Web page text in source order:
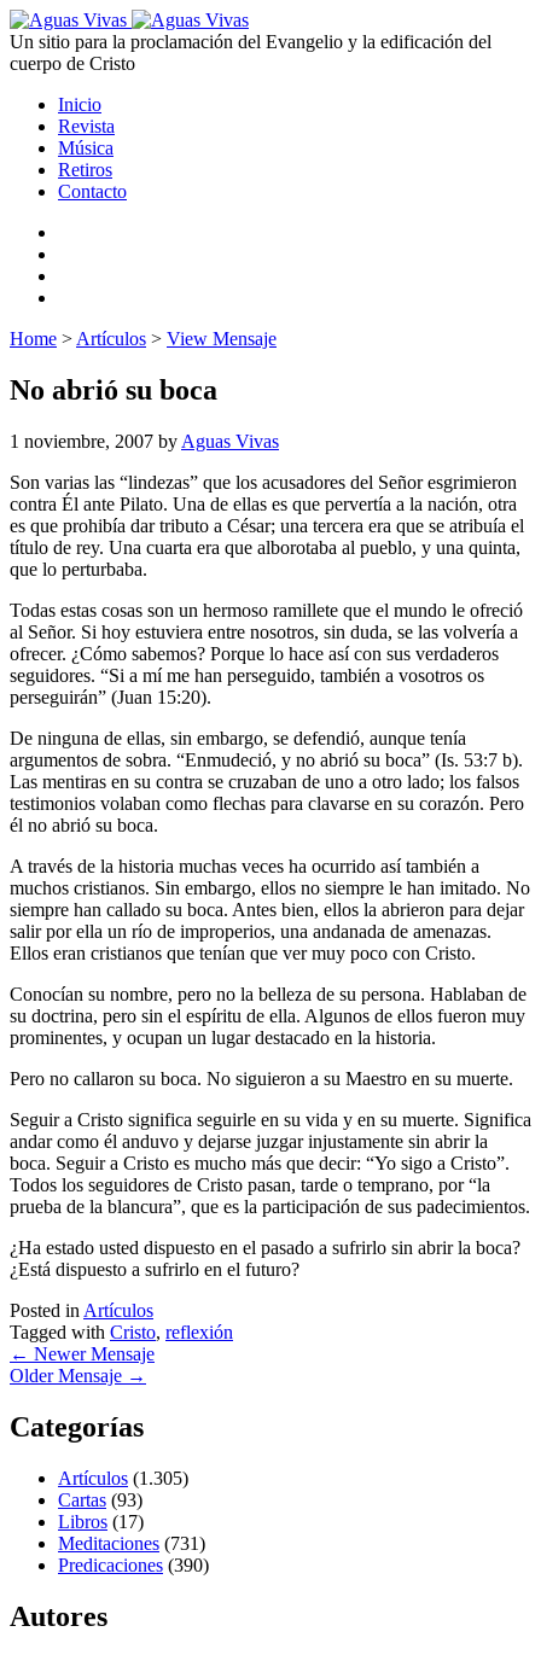
Un sitio para la proclamación del Evangelio y la edificación del
cuerpo de Cristo
Inicio
Revista
Música
Retiros
Contacto
Home > Artículos > View Mensaje
No abrió su boca
1 noviembre, 2007 by Aguas Vivas
Son varias las “lindezas” que los acusadores del Señor esgrimieron
contra Él ante Pilato. Una de ellas es que pervertía a la nación, otra
es que prohibía dar tributo a César; una tercera era que se atribuía el
título de rey. Una cuarta era que alborotaba al pueblo, y una quinta,
que lo perturbaba.
Todas estas cosas son un hermoso ramillete que el mundo le ofreció
al Señor. Si hoy estuviera entre nosotros, sin duda, se las volvería a
ofrecer. ¿Cómo sabemos? Porque lo hace así con sus verdaderos
seguidores. “Si a mí me han perseguido, también a vosotros os
perseguirán” (Juan 15:20).
De ninguna de ellas, sin embargo, se defendió, aunque tenía
argumentos de sobra. “Enmudeció, y no abrió su boca” (Is. 53:7 b).
Las mentiras en su contra se cruzaban de uno a otro lado; los falsos
testimonios volaban como flechas para clavarse en su corazón. Pero
él no abrió su boca.
A través de la historia muchas veces ha ocurrido así también a
muchos cristianos. Sin embargo, ellos no siempre le han imitado. No
siempre han callado su boca. Antes bien, ellos la abrieron para dejar
salir por ella un río de improperios, una andanada de amenazas.
Ellos eran cristianos que tenían que ver muy poco con Cristo.
Conocían su nombre, pero no la belleza de su persona. Hablaban de
su doctrina, pero sin el espíritu de ella. Algunos de ellos fueron muy
prominentes, y ocupan un lugar destacado en la historia.
Pero no callaron su boca. No siguieron a su Maestro en su muerte.
Seguir a Cristo significa seguirle en su vida y en su muerte. Significa
andar como él anduvo y dejarse juzgar injustamente sin abrir la
boca. Seguir a Cristo es mucho más que decir: “Yo sigo a Cristo”.
Todos los seguidores de Cristo pasan, tarde o temprano, por “la
prueba de la blancura”, que es la participación de sus padecimientos.
¿Ha estado usted dispuesto en el pasado a sufrirlo sin abrir la boca?
¿Está dispuesto a sufrirlo en el futuro?
Posted in Artículos
Tagged with Cristo, reflexión
← Newer Mensaje
Older Mensaje →
Categorías
Artículos (1.305)
Cartas (93)
Libros (17)
Meditaciones (731)
Predicaciones (390)
Autores